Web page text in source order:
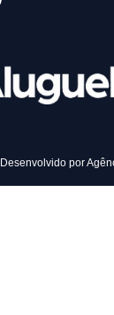
Desenvolvido por